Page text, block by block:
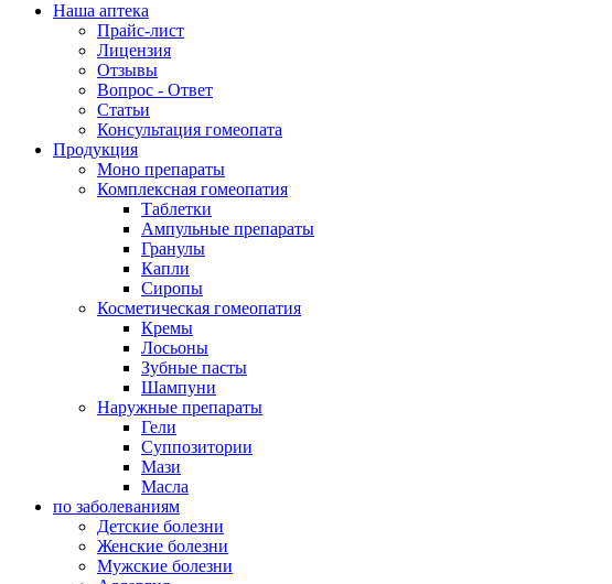
Наша аптека
Прайс-лист
Лицензия
Отзывы
Вопрос - Ответ
Статьи
Консультация гомеопата
Продукция
Моно препараты
Комплексная гомеопатия
Таблетки
Ампульные препараты
Гранулы
Капли
Сиропы
Косметическая гомеопатия
Кремы
Лосьоны
Зубные пасты
Шампуни
Наружные препараты
Гели
Суппозитории
Мази
Масла
по заболеваниям
Детские болезни
Женские болезни
Мужские болезни